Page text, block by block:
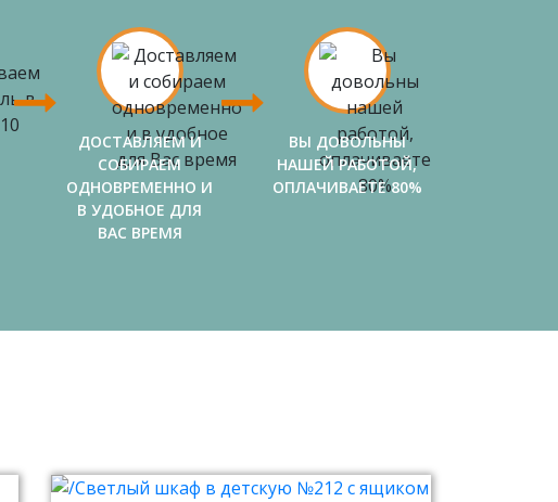
ДОСТАВЛЯЕМ И
СОБИРАЕМ
ОДНОВРЕМЕННО И
В УДОБНОЕ ДЛЯ
ВАС ВРЕМЯ
ВЫ ДОВОЛЬНЫ
НАШЕЙ РАБОТОЙ,
ОПЛАЧИВАЕТЕ 80%